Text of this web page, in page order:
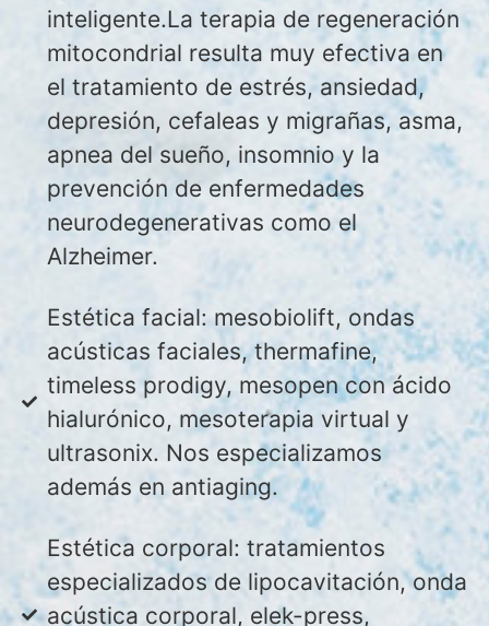
inteligente.La terapia de regeneración
mitocondrial resulta muy efectiva en
el tratamiento de estrés, ansiedad,
depresión, cefaleas y migrañas, asma,
apnea del sueño, insomnio y la
prevención de enfermedades
neurodegenerativas como el
Alzheimer.
Estética facial: mesobiolift, ondas
acústicas faciales, thermafine,
timeless prodigy, mesopen con ácido
hialurónico, mesoterapia virtual y
ultrasonix. Nos especializamos
además en antiaging.
Estética corporal: tratamientos
especializados de lipocavitación, onda
acústica corporal, elek-press,